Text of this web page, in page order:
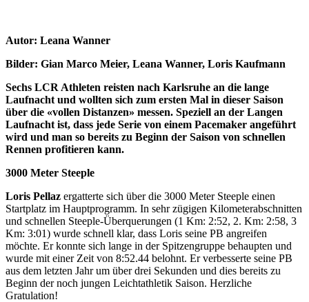
Autor: Leana Wanner
Bilder: Gian Marco Meier, Leana Wanner, Loris Kaufmann
Sechs LCR Athleten reisten nach Karlsruhe an die lange
Laufnacht und wollten sich zum ersten Mal in dieser Saison
über die «vollen Distanzen» messen. Speziell an der Langen
Laufnacht ist, dass jede Serie von einem Pacemaker angeführt
wird und man so bereits zu Beginn der Saison von schnellen
Rennen profitieren kann.
3000 Meter Steeple
Loris Pellaz ergatterte sich über die 3000 Meter Steeple einen
Startplatz im Hauptprogramm. In sehr zügigen Kilometerabschnitten
und schnellen Steeple-Überquerungen (1 Km: 2:52, 2. Km: 2:58, 3
Km: 3:01) wurde schnell klar, dass Loris seine PB angreifen
möchte. Er konnte sich lange in der Spitzengruppe behaupten und
wurde mit einer Zeit von 8:52.44 belohnt. Er verbesserte seine PB
aus dem letzten Jahr um über drei Sekunden und dies bereits zu
Beginn der noch jungen Leichtathletik Saison. Herzliche
Gratulation!